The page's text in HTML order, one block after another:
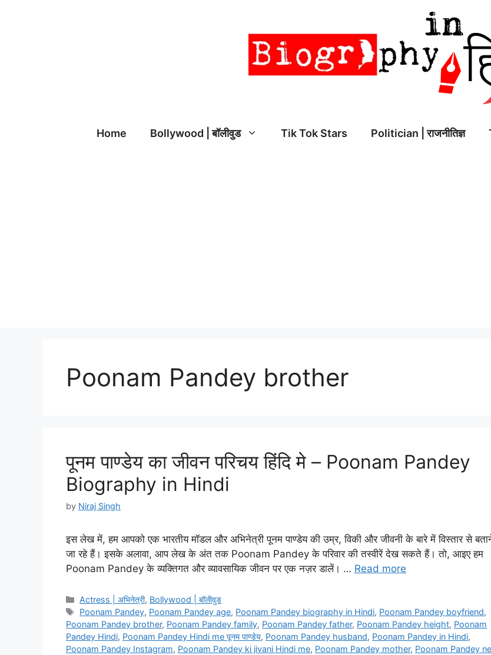
Home Bollywood | बॉलीवुड Tik Tok Stars Politician | राजनीतिज्ञ
Poonam Pandey brother
पूनम पाण्डेय का जीवन परिचय हिंदि मे – Poonam Pandey
Biography in Hindi
by Niraj Singh
इस लेख में, हम आपको एक भारतीय मॉडल और अभिनेत्री पूनम पाण्डेय की उम्र, विकी और जीवनी के बारे में विस्तार से
जा रहे हैं। इसके अलावा, आप लेख के अंत तक Poonam Pandey के परिवार की तस्वीरें देख सकते हैं। तो, आइए हम
Poonam Pandey के व्यक्तिगत और व्यावसायिक जीवन पर एक नज़र डालें। … Read more
Categories
Actress | अभिनेत्री, Bollywood | बॉलीवुड
Tags
Poonam Pandey, Poonam Pandey age, Poonam Pandey biography in Hindi, Poonam Pandey boyfriend,
Poonam Pandey brother, Poonam Pandey family, Poonam Pandey father, Poonam Pandey height, Poonam
Pandey Hindi, Poonam Pandey Hindi me पूनम पाण्डेय, Poonam Pandey husband, Poonam Pandey in Hindi,
Poonam Pandey Instagram, Poonam Pandey ki jivani Hindi me, Poonam Pandey mother, Poonam Pandey